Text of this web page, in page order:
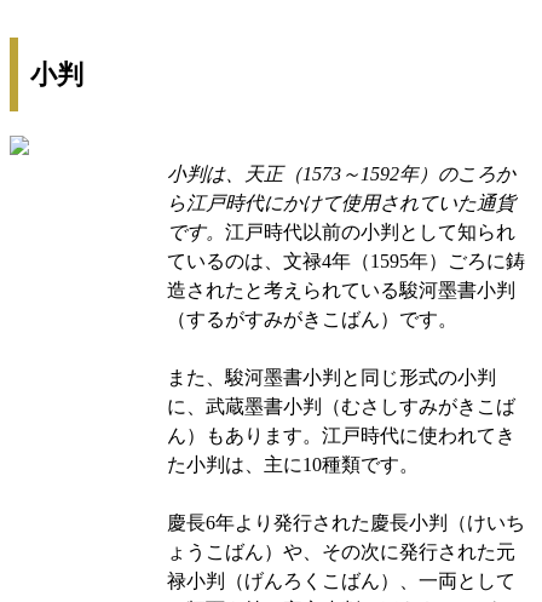
小判
小判は、天正（1573～1592年）のころか
ら江戸時代にかけて使用されていた通貨
です。 江戸時代以前の小判として知られ
ているのは、文禄4年（1595年）ごろに鋳
造されたと考えられている駿河墨書小判
（するがすみがきこばん）です。
また、駿河墨書小判と同じ形式の小判
に、武蔵墨書小判（むさしすみがきこば
ん）もあります。江戸時代に使われてき
た小判は、主に10種類です。
慶長6年より発行された慶長小判（けいち
ょうこばん）や、その次に発行された元
禄小判（げんろくこばん）、一両として